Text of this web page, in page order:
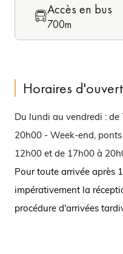
Accès en bus
700m
Horaires
Du lundi au vendredi :
20h00 - Week-end,
12h00 et de 17h00 à
Pour toute arrivée après
impérativement la
procédure d'arrivées